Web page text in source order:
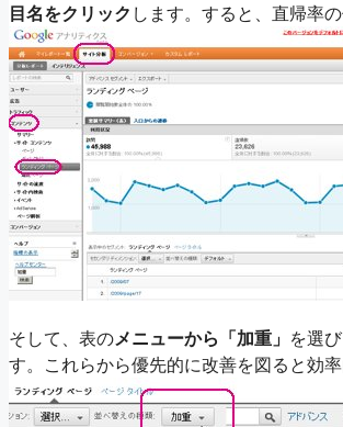
目名をクリック します。すると、直帰率
そして、表のメニューから「加重」 を選
す。これらから優先的に改善を図ると効率